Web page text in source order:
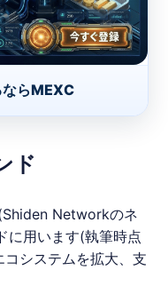
らMEXC
ド
Networkのネ
に用います(執筆時点
システムを拡大、支